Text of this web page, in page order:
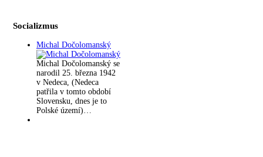
Socializmus
Michal Dočolomanský
Michal Dočolomanský se
narodil 25. března 1942
v Nedeca, (Nedeca
patřila v tomto období
Slovensku, dnes je to
Polské území)…